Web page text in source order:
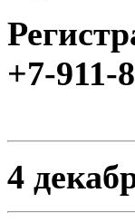
+7-911-
4